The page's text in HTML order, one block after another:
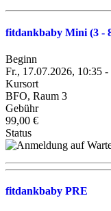
fitdankbaby Mini (3 -
Beginn
Fr., 17.07.2026, 10:35
Kursort
BFO, Raum 3
Gebühr
99,00 €
Status
fitdankbaby PRE